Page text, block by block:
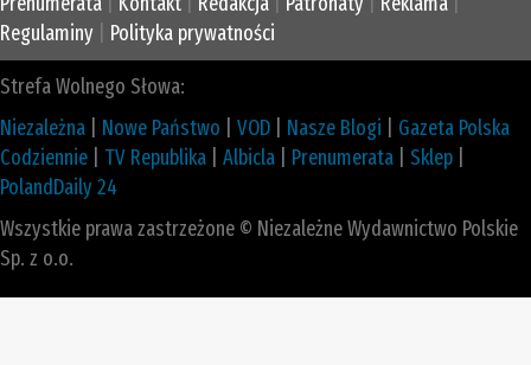
Regulaminy
Polityka prywatności
Strefa Wolnego Słowa:
Niezależna
Nowe Państwo VOD Nasze Blogi
Gazeta Polska
Codziennie
TV Republika Albicla Prenumerata Sklep
PolandDaily 24
Wszystkie prawa zastrzeżone © Niezależne Wydawnictwo Polskie
Sp. z o.o.